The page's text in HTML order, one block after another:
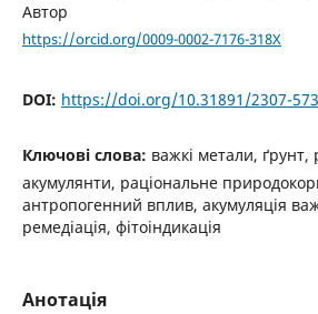
Автор
https://orcid.org/0009-0002-7176-318X
DOI: https://doi.org/10.31891/2307-
Ключові слова: важкі метали, ґрунт,
акумулянти, раціональне
антропогенний вплив, акумуляція
ремедіація, фітоіндикація
Анотація